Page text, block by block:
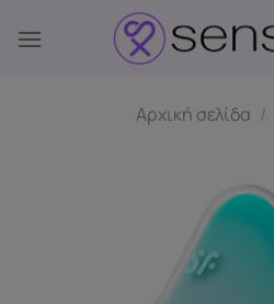
στο
Αρχική σελίδα /